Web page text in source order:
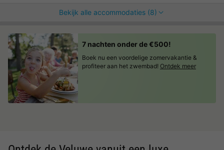
Bekijk alle accommodaties (8)
7 nachten onder de €500!
Boek nu een voordelige zomervakantie &
profiteer aan het zwembad! Ontdek meer